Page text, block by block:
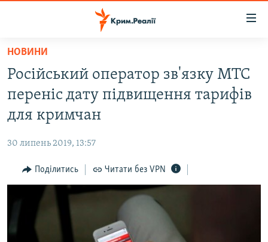
Перейти
основного
матеріалу
Перейти
до
основної
Перейти
до
ВІДЕО ТА ФОТО
БЛОГИ
ПОГЛЯД
ІНТЕРВ'Ю
ВСЕ ЗА ДЕНЬ
СПЕЦПРОЕКТИ
НОВИНИ
Російський оператор зв'язку МТС
переніс дату підвищення тарифів
для кримчан
30 липень 2019, 13:57
Поділитись Читати без VPN